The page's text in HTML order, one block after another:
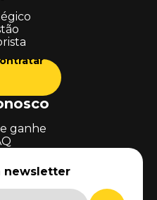
ganhe
newsletter